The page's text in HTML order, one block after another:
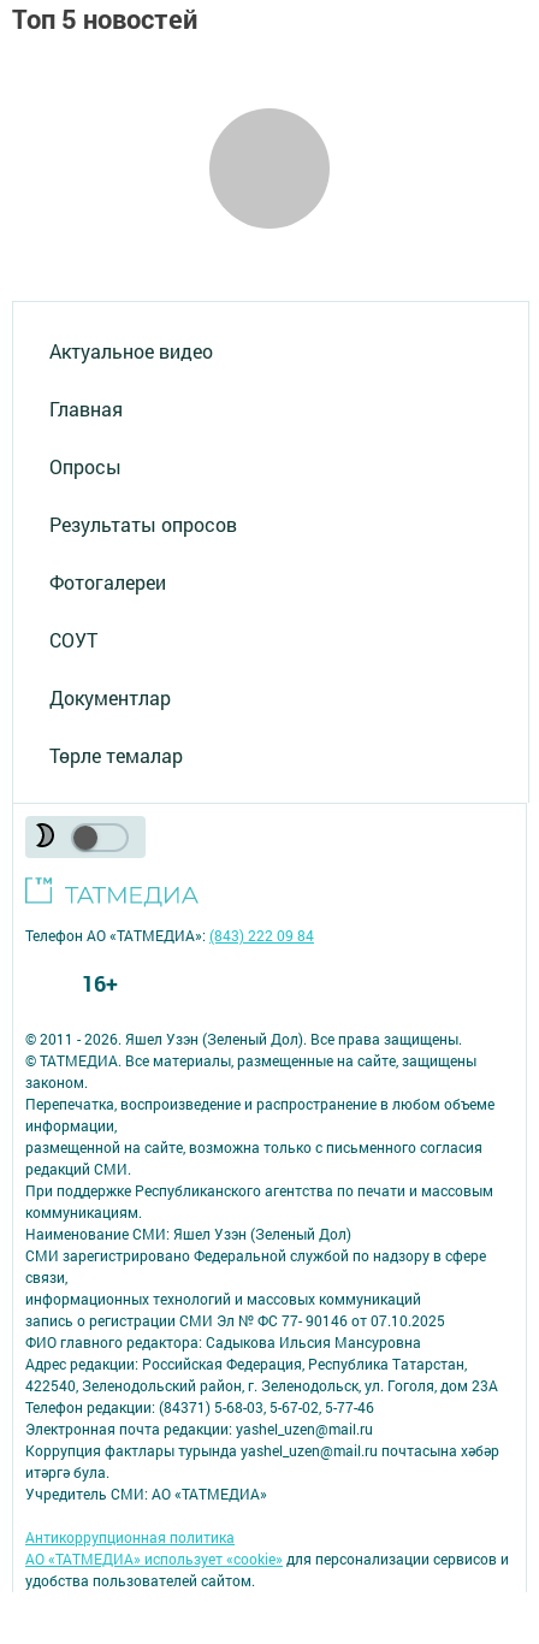
Топ 5 новостей
Актуальное видео
Главная
Опросы
Результаты опросов
Фотогалереи
СОУТ
Документлар
Төрле темалар
© 2011 - 2026. Яшел Узэн (Зеленый Дол). Все права защищены.
© ТАТМЕДИА. Все материалы, размещенные на сайте, защищены
законом.
Перепечатка, воспроизведение и распространение в любом объеме
информации,
размещенной на сайте, возможна только с письменного согласия
редакций СМИ.
При поддержке Республиканского агентства по печати и массовым
коммуникациям.
Наименование СМИ: Яшел Узэн (Зеленый Дол)
СМИ зарегистрировано Федеральной службой по надзору в сфере
связи,
информационных технологий и массовых коммуникаций
запись о регистрации СМИ Эл № ФС 77- 90146 от 07.10.2025
ФИО главного редактора: Садыкова Ильсия Мансуровна
Адрес редакции: Российская Федерация, Республика Татарстан,
422540, Зеленодольский район, г. Зеленодольск, ул. Гоголя, дом 23А
Телефон редакции: (84371) 5-68-03, 5-67-02, 5-77-46
Электронная почта редакции: yashel_uzen@mail.ru
Коррупция фактлары турында yashel_uzen@mail.ru почтасына хәбәр
итәргә була.
Учредитель СМИ: АО «ТАТМЕДИА»
Антикоррупционная политика
АО «ТАТМЕДИА» использует «cookie»для персонализации сервисов и
удобства пользователей сайтом.
Телефон АО «ТАТМЕДИА»:(843) 222 09 84
16+